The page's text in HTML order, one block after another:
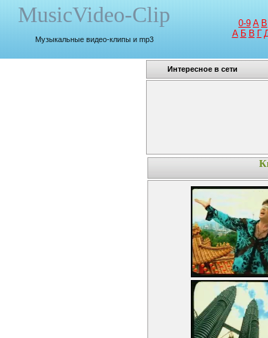
MusicVideo-Clip
Музыкальные видео-клипы и mp3
0-9 A B
A Б В Г
Интересное в сети